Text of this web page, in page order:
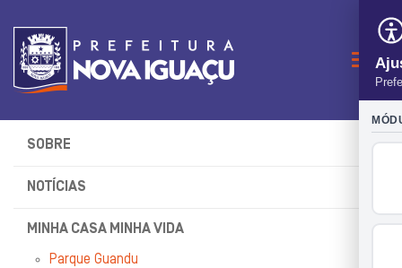
SOBRE
NOTÍCIAS
MINHA CASA MINHA VIDA
Parque Guandu